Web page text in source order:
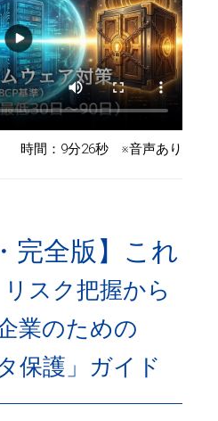
時間：9分26秒 ※音声あり
完全版】これ
リスク把握から
業のための
保護」ガイド